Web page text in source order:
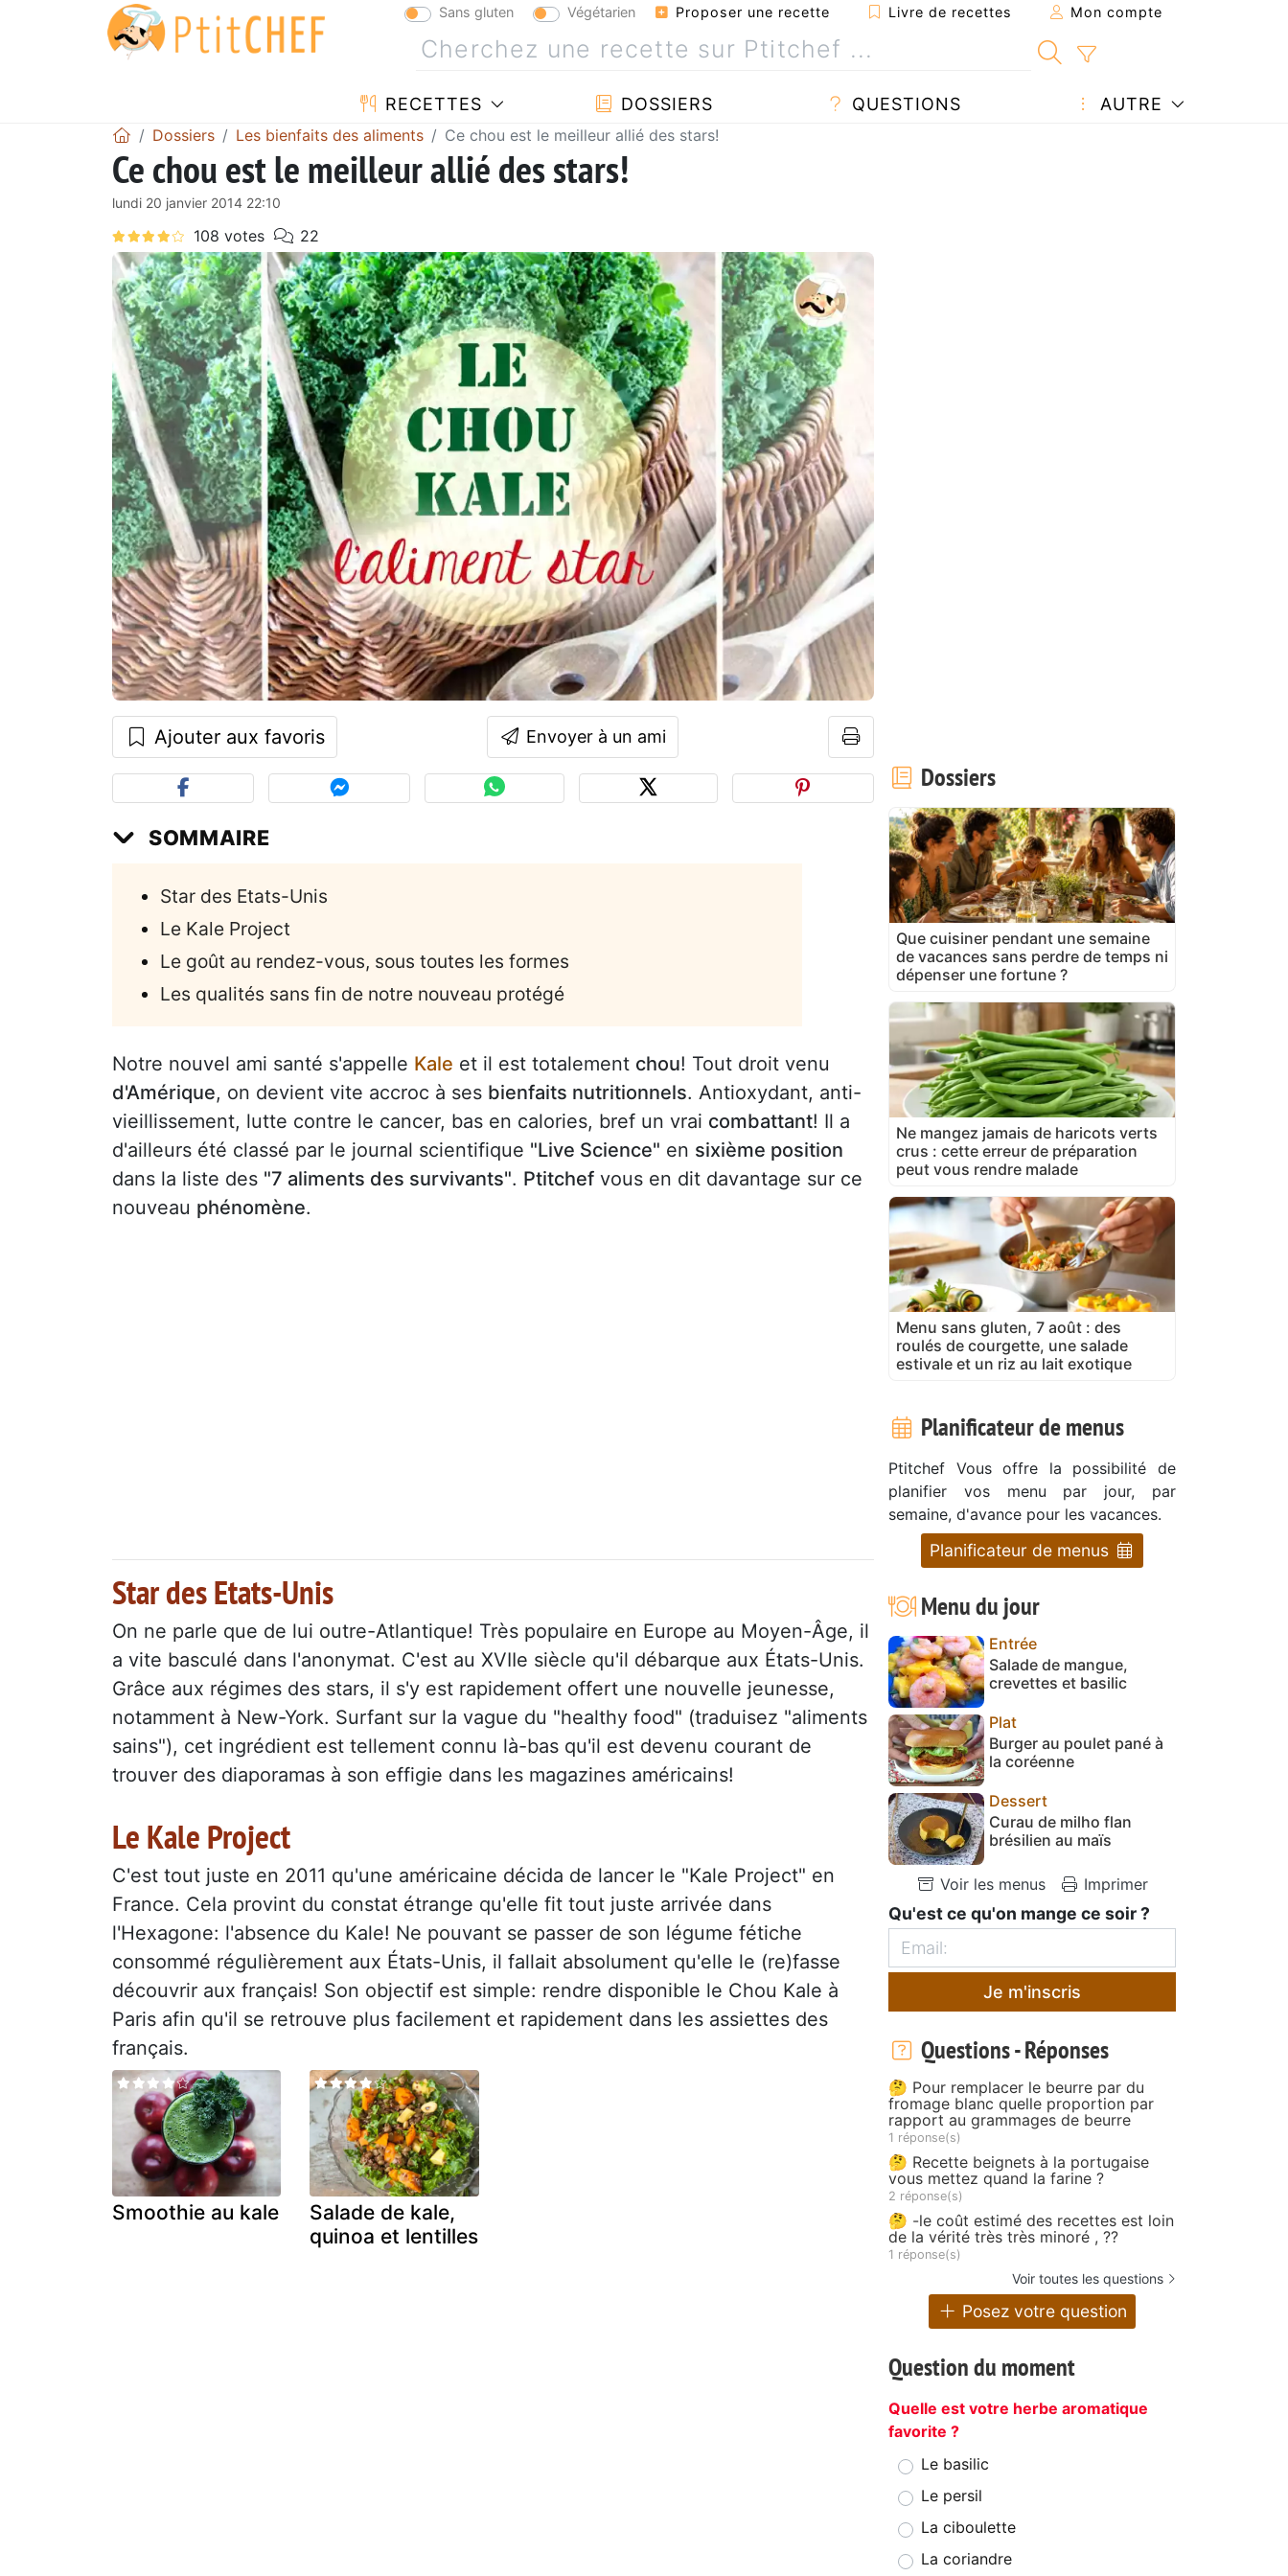
Sans gluten Végétarien Proposer une recette Livre de recettes Mon compte
RECETTES DOSSIERS QUESTIONS AUTRE
Dossiers Les bienfaits des aliments Ce chou est le meilleur allié des stars!
Ce chou est le meilleur allié des stars!
lundi 20 janvier 2014 22:10
Ajouter aux favoris Envoyer à un ami
SOMMAIRE
Star des Etats-Unis
Le Kale Project
Le goût au rendez-vous, sous toutes les formes
Les qualités sans fin de notre nouveau protégé
Notre nouvel ami santé s'appelle Kale et il est totalement chou! Tout droit venu
d'Amérique, on devient vite accroc à ses bienfaits nutritionnels. Antioxydant, anti-
vieillissement, lutte contre le cancer, bas en calories, bref un vrai combattant! Il a
d'ailleurs été classé par le journal scientifique "Live Science" en sixième position
dans la liste des "7 aliments des survivants". Ptitchef vous en dit davantage sur ce
nouveau phénomène.
Star des Etats-Unis
On ne parle que de lui outre-Atlantique! Très populaire en Europe au Moyen-Âge, il
a vite basculé dans l'anonymat. C'est au XVIIe siècle qu'il débarque aux États-Unis.
Grâce aux régimes des stars, il s'y est rapidement offert une nouvelle jeunesse,
notamment à New-York. Surfant sur la vague du "healthy food" (traduisez "aliments
sains"), cet ingrédient est tellement connu là-bas qu'il est devenu courant de
trouver des diaporamas à son effigie dans les magazines américains!
Le Kale Project
C'est tout juste en 2011 qu'une américaine décida de lancer le "Kale Project" en
France. Cela provint du constat étrange qu'elle fit tout juste arrivée dans
l'Hexagone: l'absence du Kale! Ne pouvant se passer de son légume fétiche
consommé régulièrement aux États-Unis, il fallait absolument qu'elle le (re)fasse
découvrir aux français! Son objectif est simple: rendre disponible le Chou Kale à
Paris afin qu'il se retrouve plus facilement et rapidement dans les assiettes des
français.
Smoothie au kale
Salade de kale,
quinoa et lentilles
Dossiers
Que cuisiner pendant une semaine
de vacances sans perdre de temps ni
dépenser une fortune ?
Ne mangez jamais de haricots verts
crus : cette erreur de préparation
peut vous rendre malade
Menu sans gluten, 7 août : des
roulés de courgette, une salade
estivale et un riz au lait exotique
Planificateur de menus
Ptitchef Vous offre la possibilité de
planifier vos menu par jour, par
semaine, d'avance pour les vacances.
Planificateur de menus
Menu du jour
Entrée
Salade de mangue,
crevettes et basilic
Plat
Burger au poulet pané à
la coréenne
Dessert
Curau de milho flan
brésilien au maïs
Voir les menus Imprimer
Qu'est ce qu'on mange ce soir ?
Je m'inscris
Questions - Réponses
🤔 Pour remplacer le beurre par du
fromage blanc quelle proportion par
rapport au grammages de beurre
1 réponse(s)
🤔 Recette beignets à la portugaise
vous mettez quand la farine ?
2 réponse(s)
🤔 -le coût estimé des recettes est loin
de la vérité très très minoré , ??
1 réponse(s)
Voir toutes les questions
Posez votre question
Question du moment
Quelle est votre herbe aromatique
favorite ?
Le basilic
Le persil
La ciboulette
La coriandre